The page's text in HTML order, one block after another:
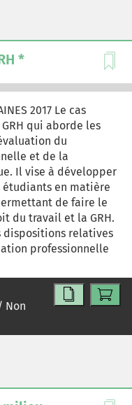
*
2017 Le cas
qui aborde les
du
et de la
Il vise à développer
étudiants en matière
de faire le
du travail et la GRH.
dispositions relatives
professionnelle
Non